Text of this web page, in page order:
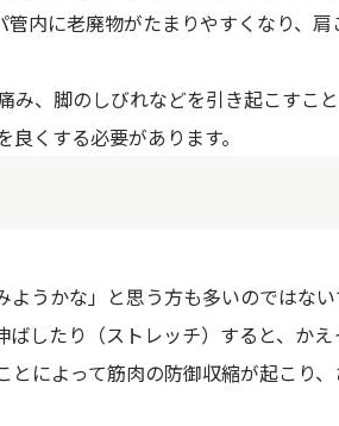
内に老廃物がたまりやすくなり、肩
み、脚のしびれなどを引き起こすこと
くする必要があります。
うかな」と思う方も多いのではな
したり（ストレッチ）すると、かえ
によって筋肉の防御収縮が起こり、